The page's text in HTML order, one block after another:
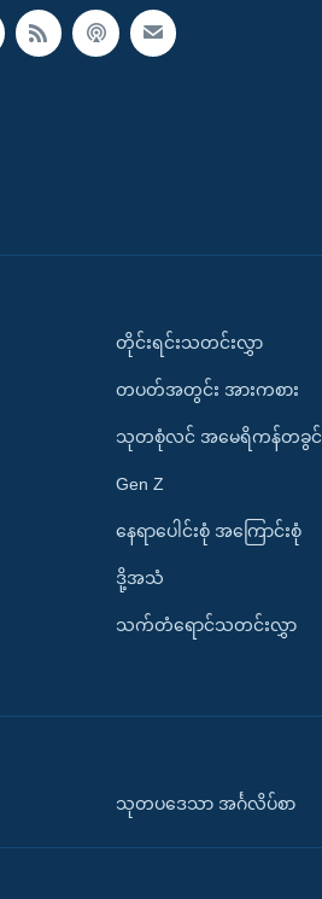
တိုင်းရင်းသတင်းလွှာ
တပတ်အတွင်း အားကစား
သုတစုံလင် အမေရိကန်တခွင်
Gen Z
နေရာပေါင်းစုံ အကြောင်းစုံ
ဒို့အသံ
သက်တံရောင်သတင်းလွှာ
သုတပဒေသာ အင်္ဂလိပ်စာ